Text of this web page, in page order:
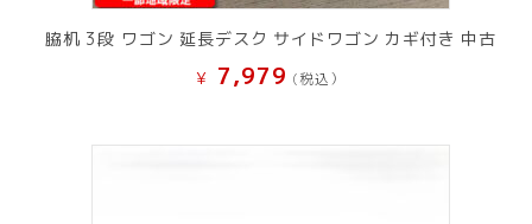
脇机 3段 ワゴン 延長デスク サイドワゴン カギ付き 中古
¥ 7,979 (税込）